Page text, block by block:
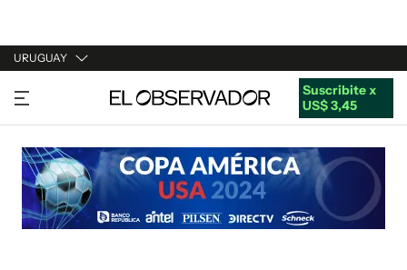
URUGUAY
URUGUAY
ARGENTINA
ESPAÑA
ESTADOS UNIDOS
Suscribite x
US$ 3,45